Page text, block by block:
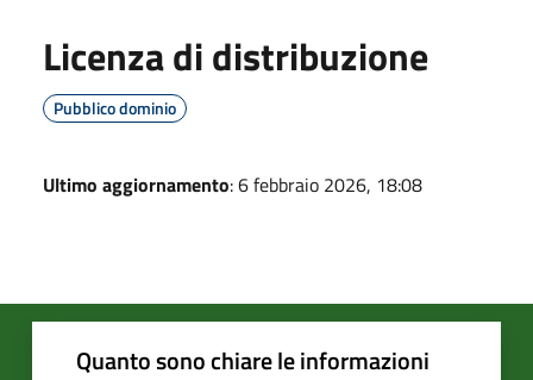
Licenza di distribuzione
Pubblico dominio
Ultimo aggiornamento: 6 febbraio 2026, 18:08
Quanto sono chiare le informazioni